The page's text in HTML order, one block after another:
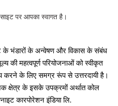
पर आपका स्वागत है।
के भंडारों के अन्वेषण और विकास के संबंध
की महत्वपूर्ण परियोजनाओं को स्वीकृत
करने के लिए समग्र रूंप से उत्तरदायी है।
क्षेत्र के इसके उपक्रमों अर्थात कोल
कारपोरेशन इंडिया लि.